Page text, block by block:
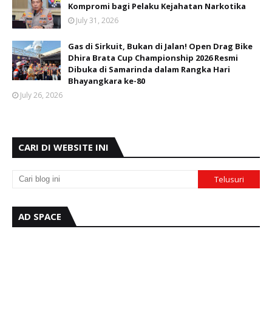
Kompromi bagi Pelaku Kejahatan Narkotika
July 31, 2026
Gas di Sirkuit, Bukan di Jalan! Open Drag Bike
Dhira Brata Cup Championship 2026 Resmi
Dibuka di Samarinda dalam Rangka Hari
Bhayangkara ke-80
July 26, 2026
CARI DI WEBSITE INI
AD SPACE